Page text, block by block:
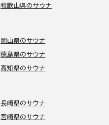
和歌山県のサウナ
岡山県のサウナ
徳島県のサウナ
高知県のサウナ
長崎県のサウナ
宮崎県のサウナ